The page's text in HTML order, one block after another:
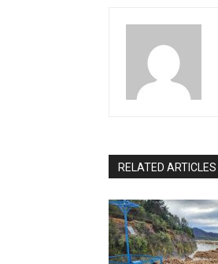
RELATED ARTICLES